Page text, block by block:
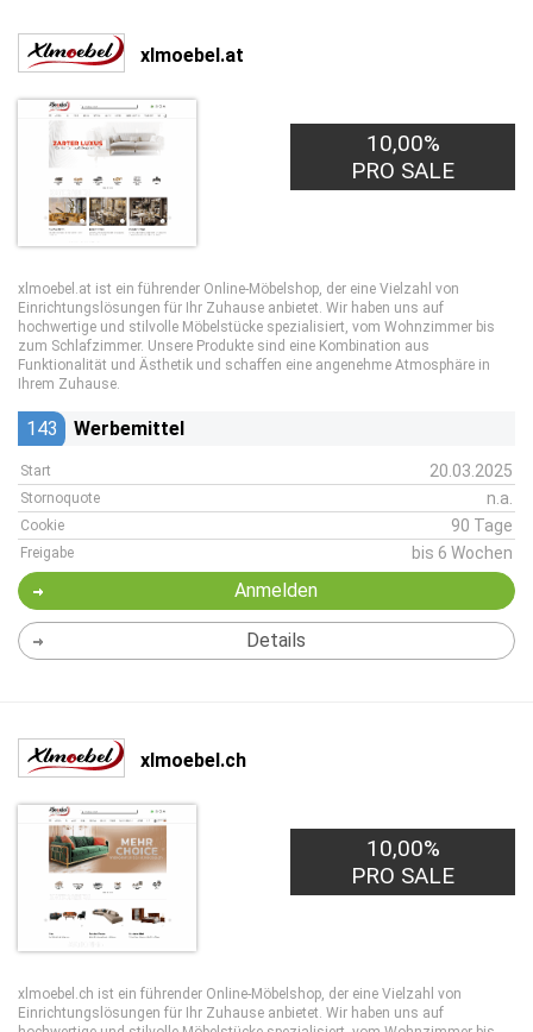
xlmoebel.at
10,00%
PRO SALE
xlmoebel.at ist ein führender Online-Möbelshop, der eine Vielzahl von
Einrichtungslösungen für Ihr Zuhause anbietet. Wir haben uns auf
hochwertige und stilvolle Möbelstücke spezialisiert, vom Wohnzimmer bis
zum Schlafzimmer. Unsere Produkte sind eine Kombination aus
Funktionalität und Ästhetik und schaffen eine angenehme Atmosphäre in
Ihrem Zuhause.
143 Werbemittel
Start 20.03.2025
Stornoquote n.a.
Cookie 90 Tage
Freigabe bis 6 Wochen
Anmelden
Details
xlmoebel.ch
10,00%
PRO SALE
xlmoebel.ch ist ein führender Online-Möbelshop, der eine Vielzahl von
Einrichtungslösungen für Ihr Zuhause anbietet. Wir haben uns auf